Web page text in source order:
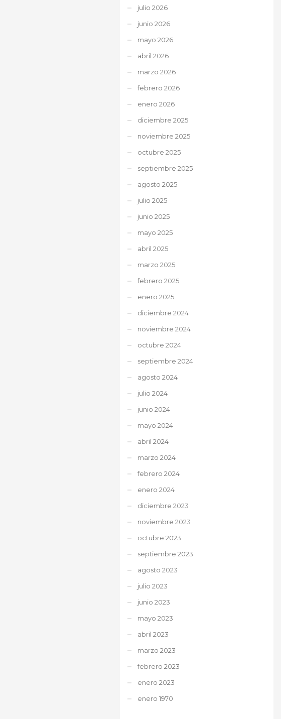
julio 2026
junio 2026
mayo 2026
abril 2026
marzo 2026
febrero 2026
enero 2026
diciembre 2025
noviembre 2025
octubre 2025
septiembre 2025
agosto 2025
julio 2025
junio 2025
mayo 2025
abril 2025
marzo 2025
febrero 2025
enero 2025
diciembre 2024
noviembre 2024
octubre 2024
septiembre 2024
agosto 2024
julio 2024
junio 2024
mayo 2024
abril 2024
marzo 2024
febrero 2024
enero 2024
diciembre 2023
noviembre 2023
octubre 2023
septiembre 2023
agosto 2023
julio 2023
junio 2023
mayo 2023
abril 2023
marzo 2023
febrero 2023
enero 2023
enero 1970